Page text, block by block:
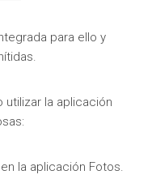
para ello y
la aplicación
la aplicación Fotos.